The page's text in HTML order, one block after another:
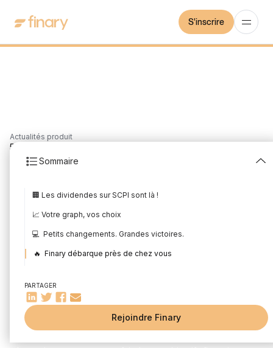
S'inscrire
Actualités produit
Sommaire
🏢 Les dividendes sur SCPI sont là !
📈 Votre graph, vos choix
💻 Petits changements. Grandes victoires.
🔥 Finary débarque près de chez vous
📺 Encore en train de lire cet article ?
PARTAGER
Rejoindre Finary
5
2023
Rédigé parMounir Laggoune
Comme chaque mois, j'ai écouté vos commentaires, analysé
vos habitudes d'utilisation, mené des recherches et entretiens